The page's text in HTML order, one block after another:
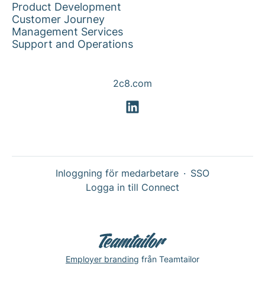
Product Development
Customer Journey
Management Services
Support and Operations
2c8.com
Inloggning för medarbetare · SSO
Logga in till Connect
Employer branding från Teamtailor